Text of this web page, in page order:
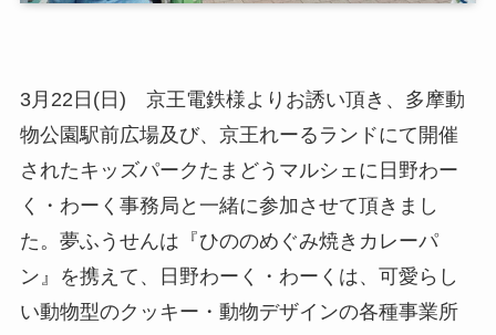
3月22日(日) 京王電鉄様よりお誘い頂き、多摩動
物公園駅前広場及び、京王れーるランドにて開催
されたキッズパークたまどうマルシェに日野わー
く・わーく事務局と一緒に参加させて頂きまし
た。夢ふうせんは『ひののめぐみ焼きカレーパ
ン』を携えて、日野わーく・わーくは、可愛らし
い動物型のクッキー・動物デザインの各種事業所